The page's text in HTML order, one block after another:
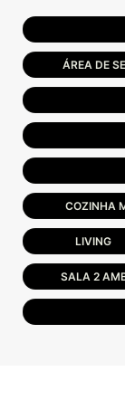
ÁREA DE
COZINHA
LIVING
SALA 2